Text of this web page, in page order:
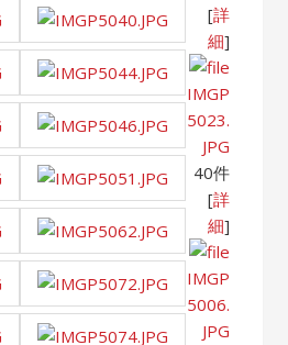
[詳
細]
IMGP
5023.
JPG
40件
[詳
細]
IMGP
5006.
JPG